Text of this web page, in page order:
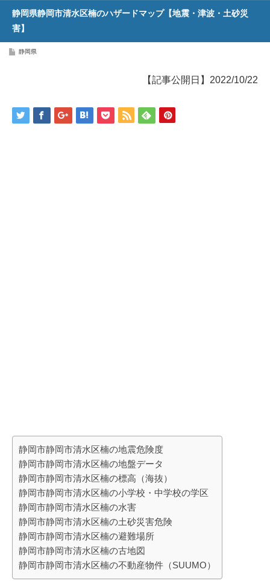
静岡県静岡市清水区楠のハザードマップ【地震・津波・土砂災
害】
静岡県
【記事公開日】2022/10/22
静岡市静岡市清水区楠の地震危険度
静岡市静岡市清水区楠の地盤データ
静岡市静岡市清水区楠の標高（海抜）
静岡市静岡市清水区楠の小学校・中学校の学区
静岡市静岡市清水区楠の水害
静岡市静岡市清水区楠の土砂災害危険
静岡市静岡市清水区楠の避難場所
静岡市静岡市清水区楠の古地図
静岡市静岡市清水区楠の不動産物件（SUUMO）